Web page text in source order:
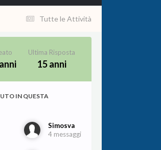
Tutte le Attività
Ultima Risposta
15 anni
IN QUESTA
Simosva
4 messaggi